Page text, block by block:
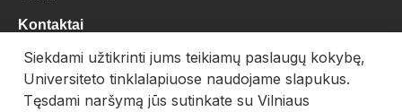
Kontaktai
VU Biblioteka
Universiteto g. 3, LT-01122, Vilnius
Siekdami užtikrinti jums teikiamų paslaugų kokybę,
Universiteto tinklalapiuose naudojame slapukus.
Tęsdami naršymą jūs sutinkate su Vilniaus